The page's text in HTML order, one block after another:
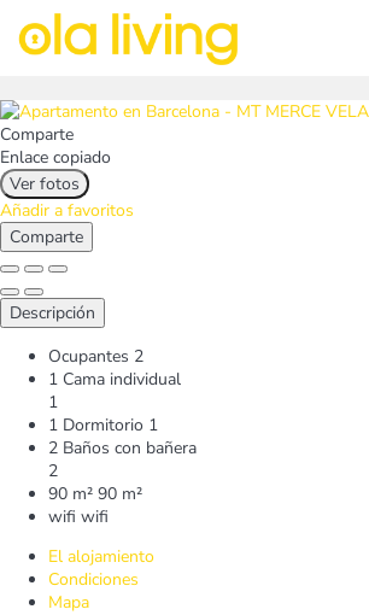
Comparte
Enlace copiado
Ver fotos
Añadir a favoritos
Comparte
Descripción
Ocupantes 2
1 Cama individual
1
1 Dormitorio 1
2 Baños con bañera
2
90 m² 90 m²
wifi wifi
El alojamiento
Condiciones
Mapa